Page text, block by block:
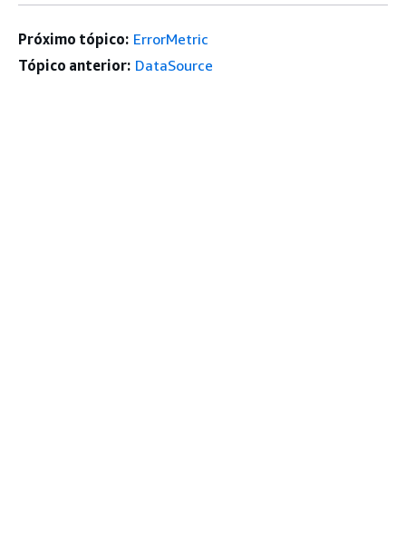
Próximo tópico: ErrorMetric
Tópico anterior: DataSource